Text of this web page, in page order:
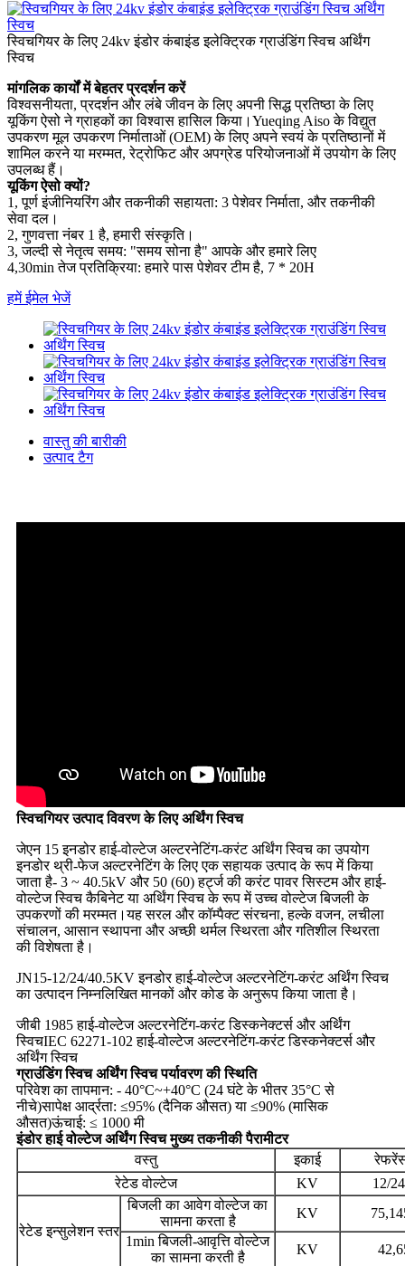
स्विचगियर के लिए 24kv इंडोर कंबाइंड इलेक्ट्रिक ग्राउंडिंग स्विच अर्थिंग
स्विच
मांगलिक कार्यों में बेहतर प्रदर्शन करें
विश्वसनीयता, प्रदर्शन और लंबे जीवन के लिए अपनी सिद्ध प्रतिष्ठा के लिए
यूकिंग ऐसो ने ग्राहकों का विश्वास हासिल किया।Yueqing Aiso के विद्युत
उपकरण मूल उपकरण निर्माताओं (OEM) के लिए अपने स्वयं के प्रतिष्ठानों में
शामिल करने या मरम्मत, रेट्रोफिट और अपग्रेड परियोजनाओं में उपयोग के लिए
उपलब्ध हैं।
यूकिंग ऐसो क्यों?
1, पूर्ण इंजीनियरिंग और तकनीकी सहायता: 3 पेशेवर निर्माता, और तकनीकी
सेवा दल।
2, गुणवत्ता नंबर 1 है, हमारी संस्कृति।
3, जल्दी से नेतृत्व समय: "समय सोना है" आपके और हमारे लिए
4,30min तेज प्रतिक्रिया: हमारे पास पेशेवर टीम है, 7 * 20H
हमें ईमेल भेजें
वास्तु की बारीकी
उत्पाद टैग
स्विचगियर उत्पाद विवरण के लिए अर्थिंग स्विच
जेएन 15 इनडोर हाई-वोल्टेज अल्टरनेटिंग-करंट अर्थिंग स्विच का उपयोग
इनडोर थ्री-फेज अल्टरनेटिंग के लिए एक सहायक उत्पाद के रूप में किया
जाता है- 3 ~ 40.5kV और 50 (60) हर्ट्ज की करंट पावर सिस्टम और हाई-
वोल्टेज स्विच कैबिनेट या अर्थिंग स्विच के रूप में उच्च वोल्टेज बिजली के
उपकरणों की मरम्मत।यह सरल और कॉम्पैक्ट संरचना, हल्के वजन, लचीला
संचालन, आसान स्थापना और अच्छी थर्मल स्थिरता और गतिशील स्थिरता
की विशेषता है।
JN15-12/24/40.5KV इनडोर हाई-वोल्टेज अल्टरनेटिंग-करंट अर्थिंग स्विच
का उत्पादन निम्नलिखित मानकों और कोड के अनुरूप किया जाता है।
जीबी 1985 हाई-वोल्टेज अल्टरनेटिंग-करंट डिस्कनेक्टर्स और अर्थिंग
स्विचIEC 62271-102 हाई-वोल्टेज अल्टरनेटिंग-करंट डिस्कनेक्टर्स और
अर्थिंग स्विच
ग्राउंडिंग स्विच अर्थिंग स्विच पर्यावरण की स्थिति
परिवेश का तापमान: - 40°C~+40°C (24 घंटे के भीतर 35°C से
नीचे)सापेक्ष आर्द्रता: ≤95% (दैनिक औसत) या ≤90% (मासिक
औसत)ऊंचाई: ≤ 1000 मी
इंडोर हाई वोल्टेज अर्थिंग स्विच मुख्य तकनीकी पैरामीटर
वस्तु
इकाई
रेटेड वोल्टेज
KV 12/
रेटेड इन्सुलेशन स्तर
बिजली का आवेग वोल्टेज का
सामना करता है
KV
1min बिजली-आवृत्ति वोल्टेज
का सामना करती है
KV